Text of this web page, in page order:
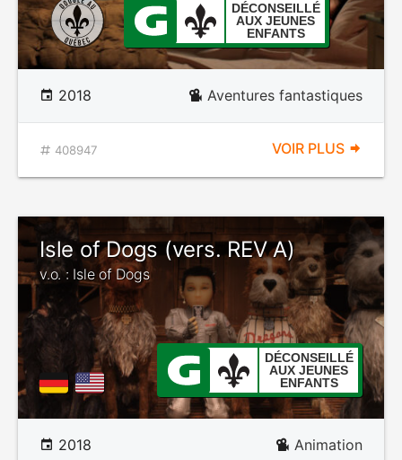
DÉCONSEILLÉ
AUX JEUNES
ENFANTS
2018 Aventures fantastiques
408947 VOIR PLUS
Isle of Dogs (vers. REV A)
v.o. : Isle of Dogs
DÉCONSEILLÉ
AUX JEUNES
ENFANTS
2018 Animation